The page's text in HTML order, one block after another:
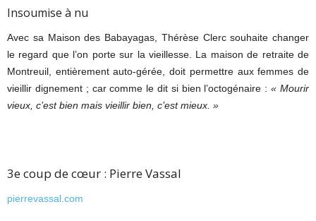
Insoumise à nu
Avec sa Maison des Babayagas, Thérèse Clerc souhaite changer
le regard que l’on porte sur la vieillesse. La maison de retraite de
Montreuil, entièrement auto-gérée, doit permettre aux femmes de
vieillir dignement ; car comme le dit si bien l’octogénaire :« Mourir
vieux, c’est bien mais vieillir bien, c’est mieux. »
3e coup de cœur : Pierre Vassal
pierrevassal.com